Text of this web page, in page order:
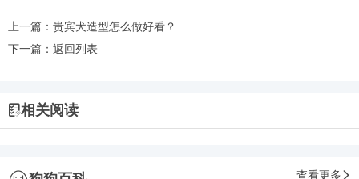
上一篇： 贵宾犬造型怎么做好看？
下一篇： 返回列表
相关阅读
查看更多